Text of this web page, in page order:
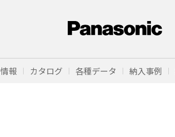
報 カタログ 各種データ 納入事例